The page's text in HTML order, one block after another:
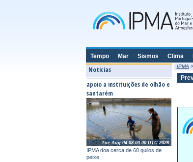
Tempo Mar Sismos Clima
Noticias
apoio a instituições de olhão e
santarém
IPMA doa cerca de 60 quilos de
peixe
Tue Aug 04 08:00:00 UTC 2026
IPMA >